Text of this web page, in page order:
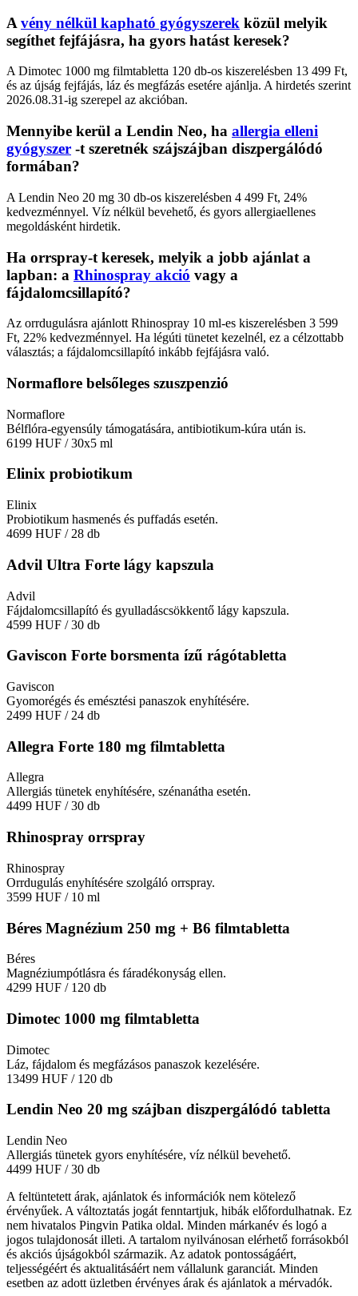
A vény nélkül kapható gyógyszerek közül melyik
segíthet fejfájásra, ha gyors hatást keresek?
A Dimotec 1000 mg filmtabletta 120 db-os kiszerelésben 13 499 Ft,
és az újság fejfájás, láz és megfázás esetére ajánlja. A hirdetés szerint
2026.08.31-ig szerepel az akcióban.
Mennyibe kerül a Lendin Neo, ha allergia elleni
gyógyszer -t szeretnék szájszájban diszpergálódó
formában?
A Lendin Neo 20 mg 30 db-os kiszerelésben 4 499 Ft, 24%
kedvezménnyel. Víz nélkül bevehető, és gyors allergiaellenes
megoldásként hirdetik.
Ha orrspray-t keresek, melyik a jobb ajánlat a
lapban: a Rhinospray akció vagy a
fájdalomcsillapító?
Az orrdugulásra ajánlott Rhinospray 10 ml-es kiszerelésben 3 599
Ft, 22% kedvezménnyel. Ha légúti tünetet kezelnél, ez a célzottabb
választás; a fájdalomcsillapító inkább fejfájásra való.
Normaflore belsőleges szuszpenzió
Normaflore
Bélflóra-egyensúly támogatására, antibiotikum-kúra után is.
6199 HUF / 30x5 ml
Elinix probiotikum
Elinix
Probiotikum hasmenés és puffadás esetén.
4699 HUF / 28 db
Advil Ultra Forte lágy kapszula
Advil
Fájdalomcsillapító és gyulladáscsökkentő lágy kapszula.
4599 HUF / 30 db
Gaviscon Forte borsmenta ízű rágótabletta
Gaviscon
Gyomorégés és emésztési panaszok enyhítésére.
2499 HUF / 24 db
Allegra Forte 180 mg filmtabletta
Allegra
Allergiás tünetek enyhítésére, szénanátha esetén.
4499 HUF / 30 db
Rhinospray orrspray
Rhinospray
Orrdugulás enyhítésére szolgáló orrspray.
3599 HUF / 10 ml
Béres Magnézium 250 mg + B6 filmtabletta
Béres
Magnéziumpótlásra és fáradékonyság ellen.
4299 HUF / 120 db
Dimotec 1000 mg filmtabletta
Dimotec
Láz, fájdalom és megfázásos panaszok kezelésére.
13499 HUF / 120 db
Lendin Neo 20 mg szájban diszpergálódó tabletta
Lendin Neo
Allergiás tünetek gyors enyhítésére, víz nélkül bevehető.
4499 HUF / 30 db
A feltüntetett árak, ajánlatok és információk nem kötelező
érvényűek. A változtatás jogát fenntartjuk, hibák előfordulhatnak. Ez
nem hivatalos Pingvin Patika oldal. Minden márkanév és logó a
jogos tulajdonosát illeti. A tartalom nyilvánosan elérhető forrásokból
és akciós újságokból származik. Az adatok pontosságáért,
teljességéért és aktualitásáért nem vállalunk garanciát. Minden
esetben az adott üzletben érvényes árak és ajánlatok a mérvadók.